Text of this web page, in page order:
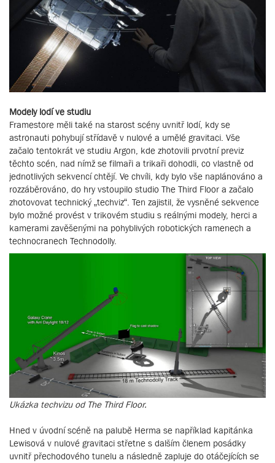
Modely lodí ve studiu
Framestore měli také na starost scény uvnitř lodí, kdy se
astronauti pohybují střídavě v nulové a umělé gravitaci. Vše
začalo tentokrát ve studiu Argon, kde zhotovili prvotní previz
těchto scén, nad nímž se filmaři a trikaři dohodli, co vlastně od
jednotlivých sekvencí chtějí. Ve chvíli, kdy bylo vše naplánováno a
rozzáběrováno, do hry vstoupilo studio The Third Floor a začalo
zhotovovat technický „techviz“. Ten zajistil, že vysněné sekvence
bylo možné provést v trikovém studiu s reálnými modely, herci a
kamerami zavěšenými na pohyblivých robotických ramenech a
technocranech Technodolly.
Ukázka techvizu od The Third Floor.
Hned v úvodní scéně na palubě Herma se například kapitánka
Lewisová v nulové gravitaci střetne s dalším členem posádky
uvnitř přechodového tunelu a následně zapluje do otáčejících se